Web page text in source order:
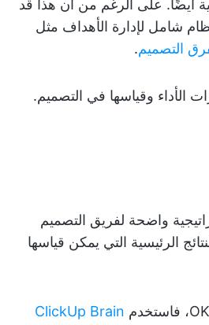
أيضًا. على الرغم من أن هذا قد
شامل لإدارة الأهداف مثل
التصميم.
الأداء وقياسها في التصميم.
واضحة لفريق التصميم
الرئيسية التي يمكن قياسها
ClickUp Brain